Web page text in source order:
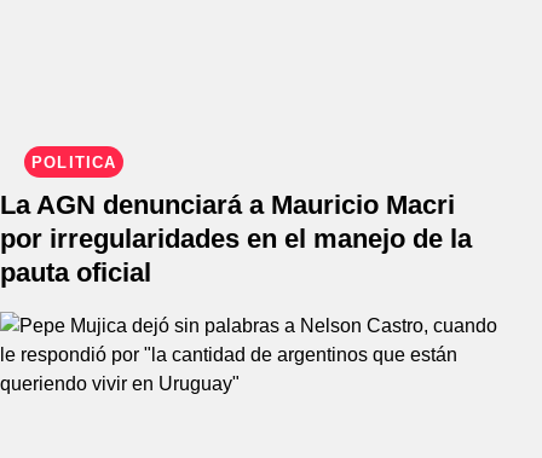
POLÍTICA
La AGN denunciará a Mauricio Macri
por irregularidades en el manejo de la
pauta oficial